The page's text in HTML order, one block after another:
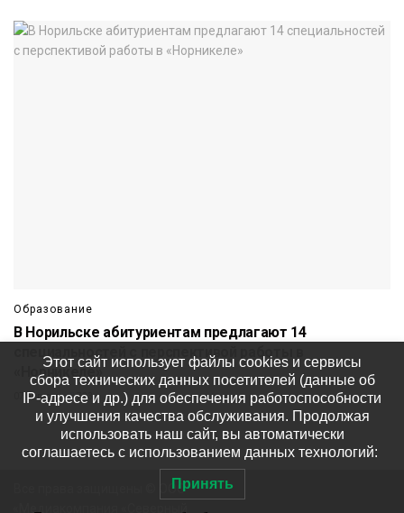
Образование
В Норильске абитуриентам предлагают 14
специальностей с перспективой работы в
«Норникеле»
07 августа 723
Все права защищены © ООО
«Медиакомпания «Северный
Этот сайт использует файлы cookies и сервисы
сбора технических данных посетителей (данные об
IP-адресе и др.) для обеспечения работоспособности
и улучшения качества обслуживания. Продолжая
использовать наш сайт, вы автоматически
соглашаетесь с использованием данных технологий:
Принять